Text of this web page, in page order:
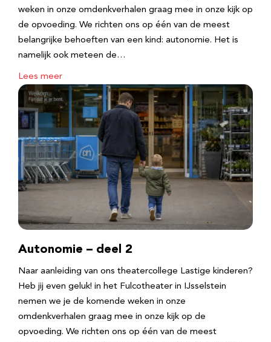
weken in onze omdenkverhalen graag mee in onze kijk op
de opvoeding. We richten ons op één van de meest
belangrijke behoeften van een kind: autonomie. Het is
namelijk ook meteen de…
Lees meer
Autonomie – deel 2
Naar aanleiding van ons theatercollege Lastige kinderen?
Heb jij even geluk! in het Fulcotheater in IJsselstein
nemen we je de komende weken in onze
omdenkverhalen graag mee in onze kijk op de
opvoeding. We richten ons op één van de meest